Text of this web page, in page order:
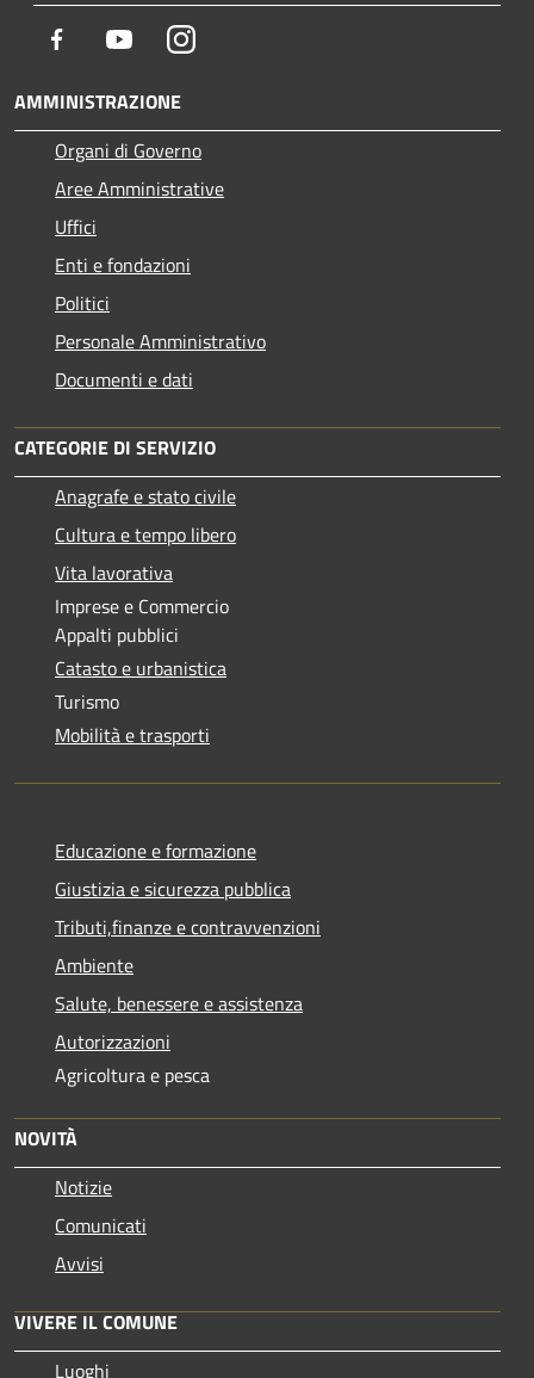
Facebook YoutubeInstagram
AMMINISTRAZIONE
Organi di Governo
Aree Amministrative
Uffici
Enti e fondazioni
Politici
Personale Amministrativo
Documenti e dati
CATEGORIE DI SERVIZIO
Anagrafe e stato civile
Cultura e tempo libero
Vita lavorativa
Imprese e Commercio
Appalti pubblici
Catasto e urbanistica
Turismo
Mobilità e trasporti
Educazione e formazione
Giustizia e sicurezza pubblica
Tributi,finanze e contravvenzioni
Ambiente
Salute, benessere e assistenza
Autorizzazioni
Agricoltura e pesca
NOVITÀ
Notizie
Comunicati
Avvisi
VIVERE IL COMUNE
Luoghi